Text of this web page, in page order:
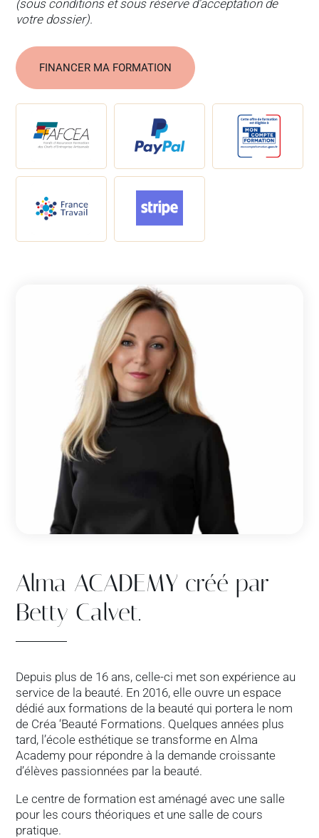
(sous conditions et sous réserve d’acceptation de
votre dossier).
FINANCER MA FORMATION
Alma ACADEMY créé par
Betty Calvet.
Depuis plus de 16 ans, celle-ci met son expérience au
service de la beauté. En 2016, elle ouvre un espace
dédié aux formations de la beauté qui portera le nom
de Créa ‘Beauté Formations. Quelques années plus
tard, l’école esthétique se transforme en Alma
Academy pour répondre à la demande croissante
d’élèves passionnées par la beauté.
Le centre de formation est aménagé avec une salle
pour les cours théoriques et une salle de cours
pratique.